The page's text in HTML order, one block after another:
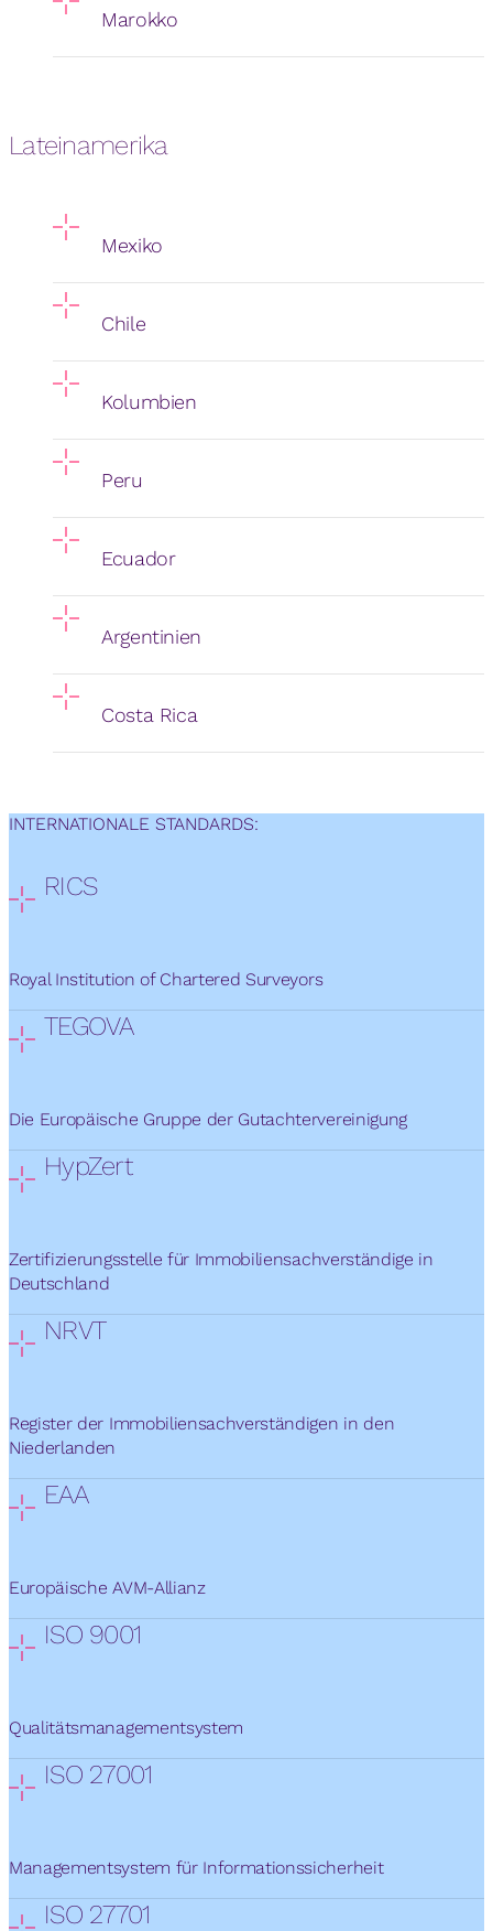
Marokko
Lateinamerika
Mexiko
Chile
Kolumbien
Peru
Ecuador
Argentinien
Costa Rica
INTERNATIONALE STANDARDS:
RICS
Royal Institution of Chartered Surveyors
TEGOVA
Die Europäische Gruppe der Gutachtervereinigung
HypZert
Zertifizierungsstelle für Immobiliensachverständige in
Deutschland
NRVT
Register der Immobiliensachverständigen in den
Niederlanden
EAA
Europäische AVM-Allianz
ISO 9001
Qualitätsmanagementsystem
ISO 27001
Managementsystem für Informationssicherheit
ISO 27701